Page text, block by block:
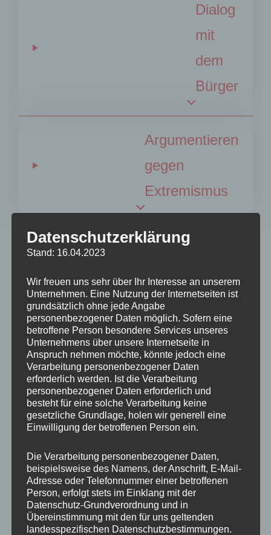
Dialog
mit
dem
Bürger
Argumentieren
gegen
Extremismus
Navigation
Post
ZEITMANAGEMENT
Next
Post
NEXT
WAHLKAMPF
LEISTUNGEN
EXPRESS-SERVICE
WAHLKAMPF
Datenschutzerklärung
Stand: 16.04.2023
Wir freuen uns sehr über Ihr Interesse an unserem
Unternehmen. Eine Nutzung der Internetseiten ist
grundsätzlich ohne jede Angabe
personenbezogener Daten möglich. Sofern eine
betroffene Person besondere Services unseres
Unternehmens über unsere Internetseite in
Anspruch nehmen möchte, könnte jedoch eine
Verarbeitung personenbezogener Daten
erforderlich werden. Ist die Verarbeitung
personenbezogener Daten erforderlich und
besteht für eine solche Verarbeitung keine
gesetzliche Grundlage, holen wir generell eine
Einwilligung der betroffenen Person ein.
Die Verarbeitung personenbezogener Daten,
beispielsweise des Namens, der Anschrift, E-Mail-
Adresse oder Telefonnummer einer betroffenen
Person, erfolgt stets im Einklang mit der
Datenschutz-Grundverordnung und in
Übereinstimmung mit den für uns geltenden
landesspezifischen Datenschutzbestimmungen.